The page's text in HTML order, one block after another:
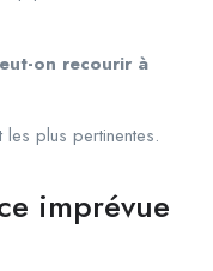
on recourir à
plus pertinentes.
imprévue